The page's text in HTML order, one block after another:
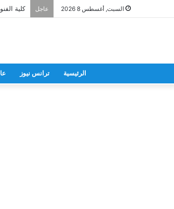
السبت, أغسطس 8 2026 عاجل كلية
الرئيسية ترانس نيوز